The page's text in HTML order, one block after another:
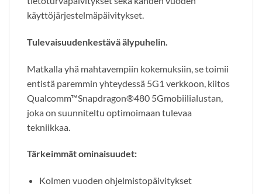
käyttöjärjestelmäpäivitykset.
Tulevaisuudenkestävä älypuhelin.
Matkalla yhä mahtavempiin kokemuksiin, se toimii
entistä paremmin yhteydessä 5G1 verkkoon, kiitos
Qualcomm™Snapdragon®480 5Gmobiilialustan,
joka on suunniteltu optimoimaan tulevaa
tekniikkaa.
Tärkeimmät ominaisuudet:
Kolmen vuoden ohjelmistopäivitykset